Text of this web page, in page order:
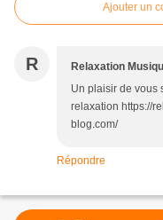
Ajouter un
R Relaxation
Un plaisir de vous
relaxation https://
blog.com/
Répondre